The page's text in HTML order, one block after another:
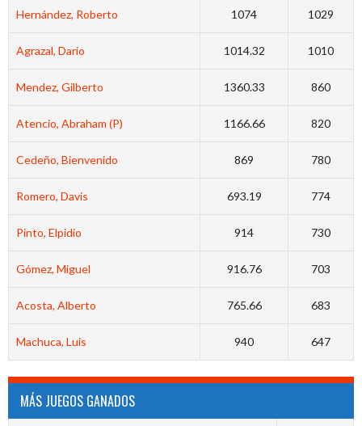
Hernández, Roberto 1074 1029
Agrazal, Dario 1014.32 1010
Mendez, Gilberto 1360.33 860
Atencio, Abraham (P) 1166.66 820
Cedeño, Bienvenido 869 780
Romero, Davis 693.19 774
Pinto, Elpidio 914 730
Gómez, Miguel 916.76 703
Acosta, Alberto 765.66 683
Machuca, Luis 940 647
MÁS JUEGOS GANADOS